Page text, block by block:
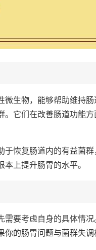
生物，能够帮助维持
。它们在改善肠道功能
于恢复肠道内的有益菌
上提升肠胃的水平。
需要考虑自身的具体情
的肠胃问题与菌群失